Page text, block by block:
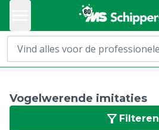
Vogelwerende imitaties
Filteren